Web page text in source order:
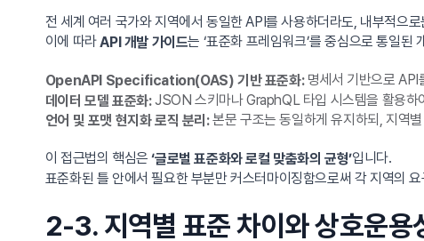
전 세계 여러 국가와 지역에서 동일한 API를 사용하더라도, 내부적으
이에 따라API 개발 가이드는 ‘표준화 프레임워크’를 중심으로 통일된
OpenAPI Specification(OAS) 기반 표준화:명세서 기반으로 API
데이터 모델 표준화:JSON 스키마나 GraphQL 타입 시스템을 활용하
언어 및 포맷 현지화 로직 분리:본문 구조는 동일하게 유지하되, 지역
이 접근법의 핵심은‘글로벌 표준화와 로컬 맞춤화의 균형’입니다.
표준화된 틀 안에서 필요한 부분만 커스터마이징함으로써 각 지역의
2-3. 지역별 표준 차이와 상호운용